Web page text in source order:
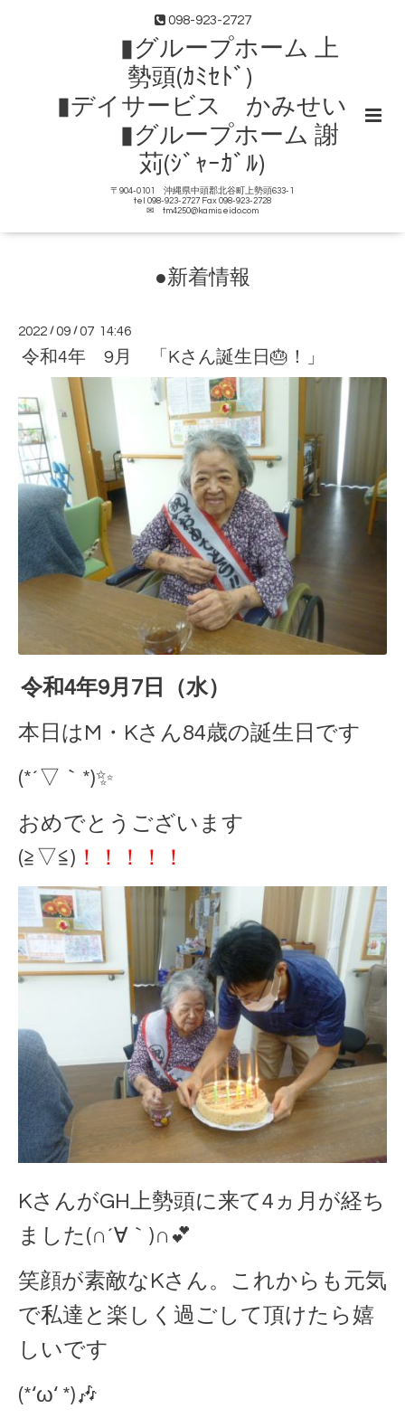
098-923-2727
▮グループホーム 上
勢頭(ｶﾐｾﾄﾞ)
▮デイサービス かみせい
▮グループホーム 謝
苅(ｼﾞｬｰｶﾞﾙ)
〒904-0101 沖縄県中頭郡北谷町上勢頭633-1
tel 098-923-2727 Fax 098-923-2728
✉ tm4250@kamiseido.com
●新着情報
2022 /09 /07 14:46
令和4年 9月 「Kさん誕生日🎂！」
令和4年9月7日（水）
本日はM・Kさん84歳の誕生日です
(*´▽｀*)✨
おめでとうございます
(≧▽≦) ！！！！！
KさんがGH上勢頭に来て4ヵ月が経ち
ました(∩´∀｀)∩💕
笑顔が素敵なKさん。これからも元気
で私達と楽しく過ごして頂けたら嬉
しいです
(*‘ω‘ *)🎶